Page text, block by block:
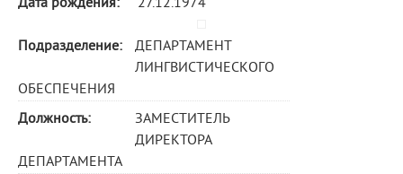
Дата рождения: 27.12.1974
Подразделение:
ДЕПАРТАМЕНТ
ЛИНГВИСТИЧЕСКОГО
ОБЕСПЕЧЕНИЯ
Должность:
ЗАМЕСТИТЕЛЬ
ДИРЕКТОРА
ДЕПАРТАМЕНТА